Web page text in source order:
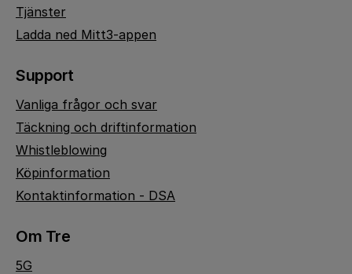
Tjänster
Ladda ned Mitt3-appen
Support
Vanliga frågor och svar
Täckning och driftinformation
Whistleblowing
Köpinformation
Kontaktinformation - DSA
Om Tre
5G